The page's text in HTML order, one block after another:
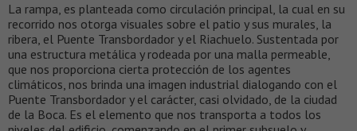
La rampa, es planteada como circulación principal, la cual en su
recorrido nos otorga visuales sobre el patio y sus murales, la
ribera, el Puente Transbordador y el Riachuelo. Sustentada por
una estructura metálica y rodeada por una malla permeable,
que nos proporciona cierta protección de los agentes
climáticos, nos brinda una imagen industrial dialogando con el
Puente Transbordador y el carácter, casi olvidado, de la ciudad
de la Boca. Es el elemento que nos transporta a todos los